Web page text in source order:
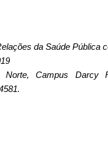
da Saúde Pública
Campus Darcy